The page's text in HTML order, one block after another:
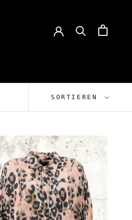
SORTIEREN